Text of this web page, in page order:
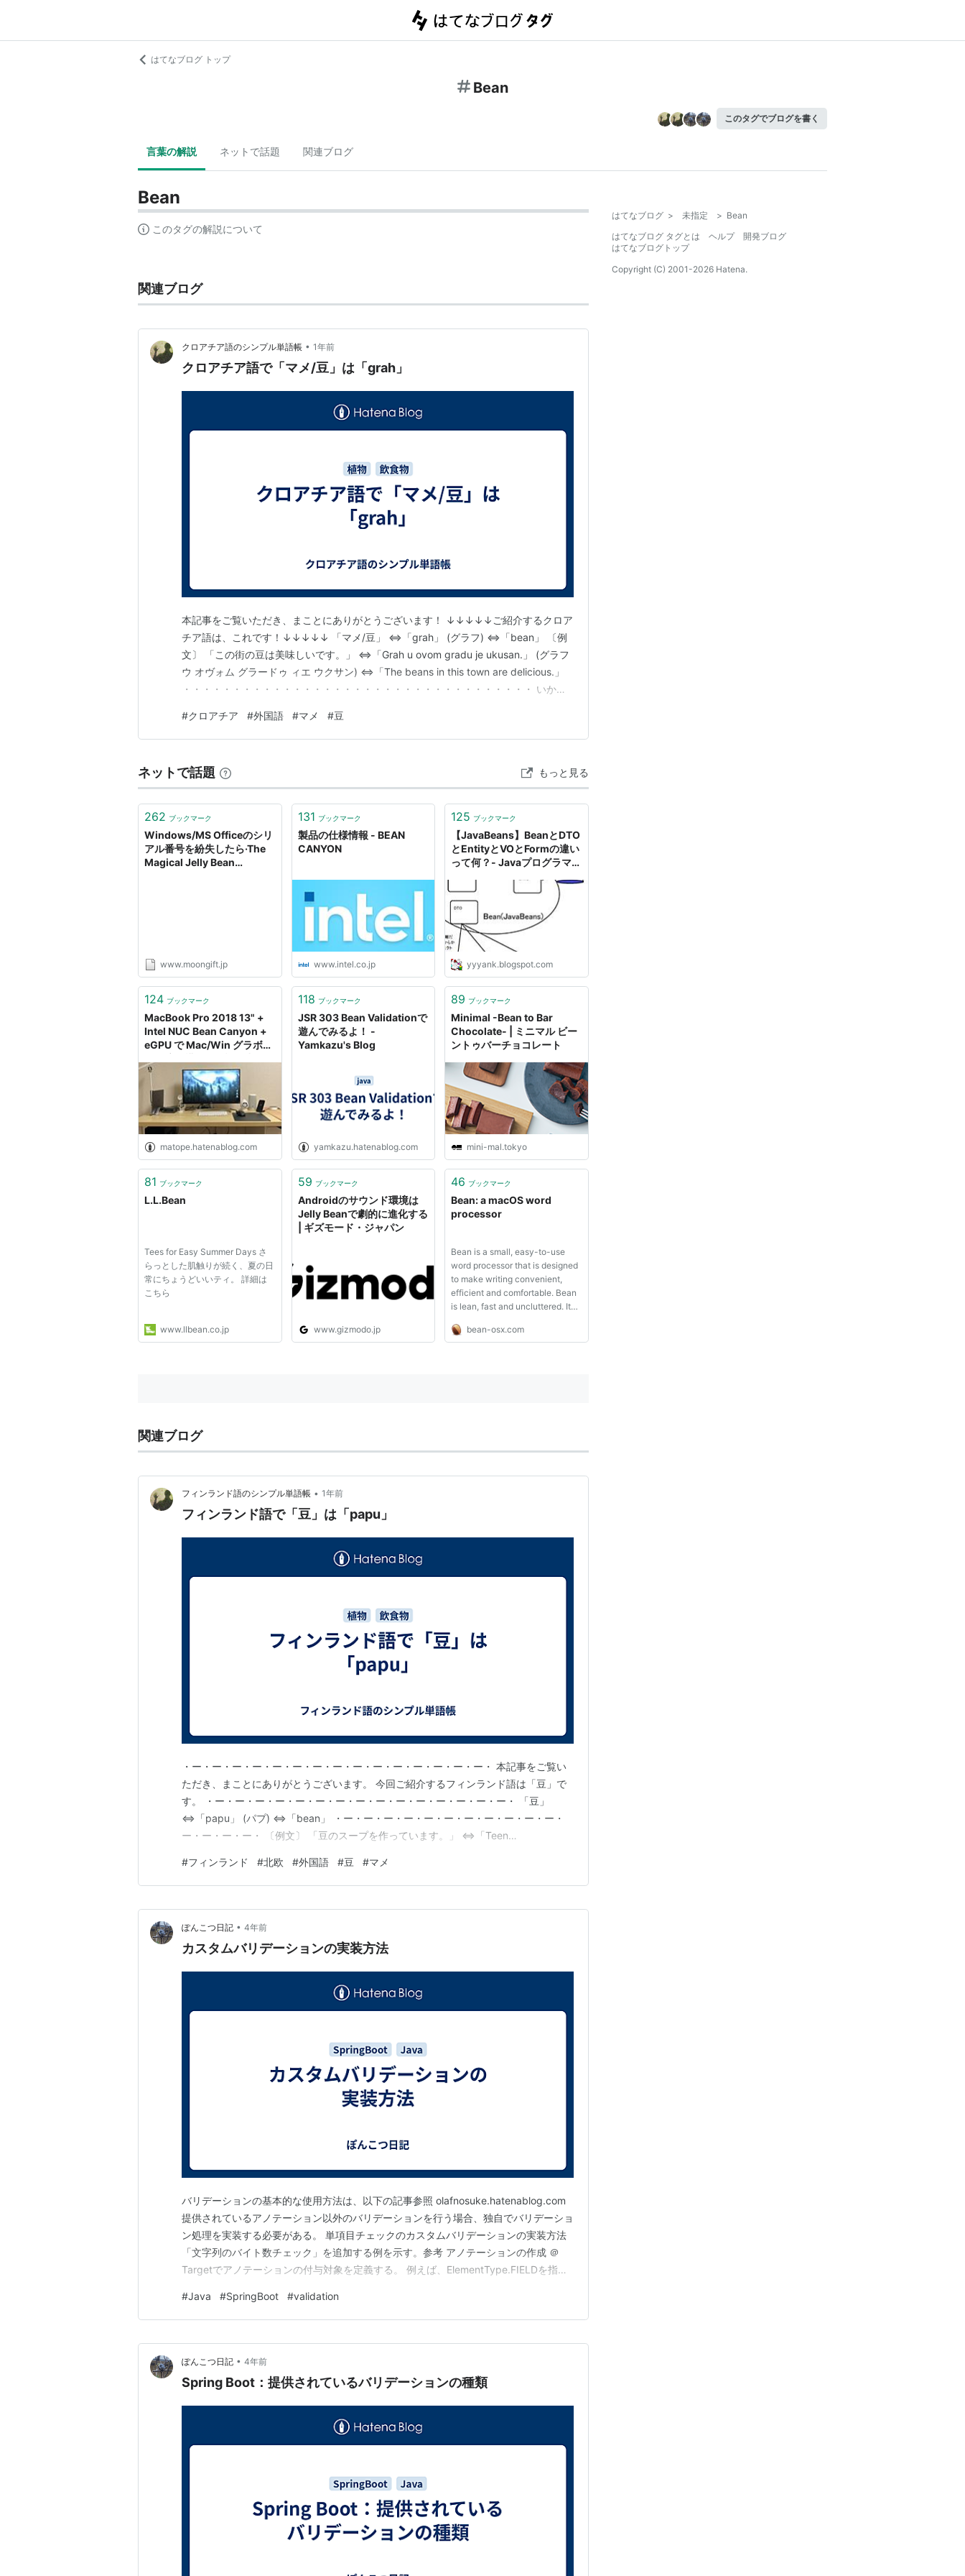
はてなブログ トップ
Bean
このタグでブログを書く
言葉の解説 ネットで話題 関連ブログ
Bean
このタグの解説について
関連ブログ
クロアチア語のシンプル単語帳 • 1年前
クロアチア語で「マメ/豆」は「grah」
本記事をご覧いただき、まことにありがとうございます！ ↓↓↓↓↓ご紹介するクロア
チア語は、これです！↓↓↓↓↓ 「マメ/豆」 ⇔「grah」 (グラフ) ⇔「bean」 〔例
文〕 「この街の豆は美味しいです。」 ⇔「Grah u ovom gradu je ukusan.」 (グラフ
ウ オヴォム グラードゥ ィエ ウクサン) ⇔「The beans in this town are delicious.」
・・・・・・・・・・・・・・・・・・・・・・・・・・・・・・・・・・・ いかが
音してみてください。 次に目を…
#クロアチア #外国語 #マメ #豆
ネットで話題 もっと見る
262 ブックマーク
Windows/MS Officeのシリ
アル番号を紛失したら·The
Magical Jelly Bean
www.moongift.jp
131 ブックマーク
製品の仕様情報 - BEAN
CANYON
www.intel.co.jp
125 ブックマーク
【JavaBeans】BeanとDTO
とEntityとVOとFormの違い
って何？- Javaプログラマー
yyyank.blogspot.com
124 ブックマーク
MacBook Pro 2018 13" +
Intel NUC Bean Canyon +
eGPU で Mac/Win グラボ共
トペの納豆ペペロンチーノ日
記
matope.hatenablog.com
118 ブックマーク
JSR 303 Bean Validationで
遊んでみるよ！ -
Yamkazu's Blog
yamkazu.hatenablog.com
89 ブックマーク
Minimal -Bean to Bar
Chocolate- | ミニマル ビー
ントゥバーチョコレート
mini-mal.tokyo
81 ブックマーク
L.L.Bean
Tees for Easy Summer Days さ
らっとした肌触りが続く、夏の日
常にちょうどいいティ。 詳細は
こちら
www.llbean.co.jp
59 ブックマーク
Androidのサウンド環境は
Jelly Beanで劇的に進化する
| ギズモード・ジャパン
www.gizmodo.jp
46 ブックマーク
Bean: a macOS word
processor
Bean is a small, easy-to-use
word processor that is designed
to make writing convenient,
efficient and comfortable. Bean
is lean, fast and uncluttered. It
count, and is easy on the eyes.
bean-osx.com
関連ブログ
フィンランド語のシンプル単語帳 • 1年前
フィンランド語で「豆」は「papu」
・ー・ー・ー・ー・ー・ー・ー・ー・ー・ー・ー・ー・ー・ー・ー・ 本記事をご覧い
ただき、まことにありがとうございます。 今回ご紹介するフィンランド語は「豆」で
す。 ・ー・ー・ー・ー・ー・ー・ー・ー・ー・ー・ー・ー・ー・ー・ー・ 「豆」
⇔「papu」 (パプ) ⇔「bean」 ・ー・ー・ー・ー・ー・ー・ー・ー・ー・ー・ー・
ー・ー・ー・ー・ 〔例文〕 「豆のスープを作っています。」 ⇔「Teen
ー・ー・ー・ー・ー・ー・ー・ー・ー・ー・ー・ー・ー・ 〔関連単語〕 野菜
⇔vihanne…
#フィンランド #北欧 #外国語 #豆 #マメ
ぽんこつ日記 • 4年前
カスタムバリデーションの実装方法
バリデーションの基本的な使用方法は、以下の記事参照 olafnosuke.hatenablog.com
提供されているアノテーション以外のバリデーションを行う場合、独自でバリデーショ
ン処理を実装する必要がある。 単項目チェックのカスタムバリデーションの実装方法
「文字列のバイト数チェック」を追加する例を示す。参考 アノテーションの作成 ＠
Targetでアノテーションの付与対象を定義する。 例えば、ElementType.FIELDを指定
複数定義も可能。 @Retentionでアノテーションが影響する範囲を定義する。 …
#Java #SpringBoot #validation
ぽんこつ日記 • 4年前
Spring Boot：提供されているバリデーションの種類
はてなブログ > 未指定 > Bean
はてなブログ タグとは
ヘルプ
開発ブログ
はてなブログトップ
Copyright (C) 2001-2026 Hatena.